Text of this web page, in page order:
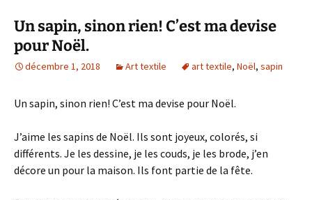
Un sapin, sinon rien! C’est ma devise
pour Noël.
décembre 1, 2018 Art textile art textile, Noël, sapin
Un sapin, sinon rien! C’est ma devise pour Noël.
J’aime les sapins de Noël. Ils sont joyeux, colorés, si
différents. Je les dessine, je les couds, je les brode, j’en
décore un pour la maison. Ils font partie de la fête.